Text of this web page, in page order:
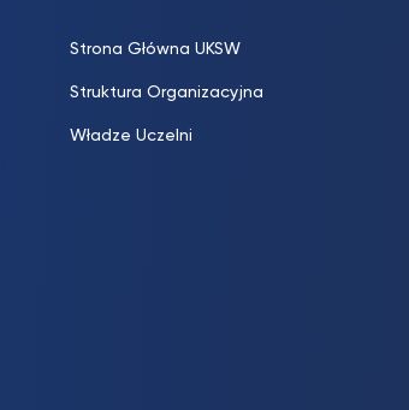
Strona Główna UKSW
Struktura Organizacyjna
Władze Uczelni